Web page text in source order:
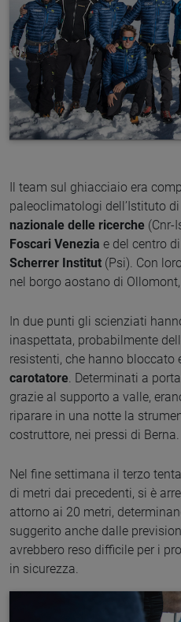
Il team sul ghiacciaio era
paleoclimatologi dell’Istituto di
nazionale delle ricerche (Cnr-
Foscari Venezia e del centro
Scherrer Institut (Psi). Con
nel borgo aostano di
In due punti gli scienziati
inaspettata, probabilmente
resistenti, che hanno bloccato
carotatore. Determinati a
grazie al supporto a valle,
riparare in una notte la
costruttore, nei pressi di Berna.
Nel fine settimana il terzo
di metri dai precedenti, si è
attorno ai 20 metri,
suggerito anche dalle
avrebbero reso difficile per i
in sicurezza.